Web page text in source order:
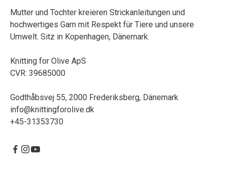
Mutter und Tochter kreieren Strickanleitungen und
hochwertiges Garn mit Respekt für Tiere und unsere
Umwelt. Sitz in Kopenhagen, Dänemark.
Knitting for Olive ApS
CVR: 39685000
Godthåbsvej 55, 2000 Frederiksberg, Dänemark
info@knittingforolive.dk
+45-31353730